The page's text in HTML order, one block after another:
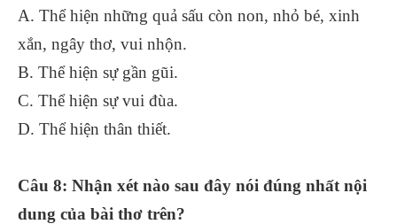
A. Thể hiện những quả sấu còn non, nhỏ bé, xinh
xắn, ngây thơ, vui nhộn.
B. Thể hiện sự gần gũi.
C. Thể hiện sự vui đùa.
D. Thể hiện thân thiết.
Câu 8: Nhận xét nào sau đây nói đúng nhất nội
dung của bài thơ trên?